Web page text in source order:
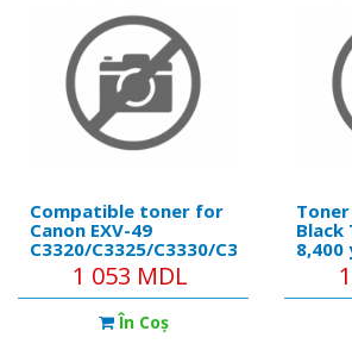
Compatible toner for
Canon EXV-49
C3320/C3325/C3330/C3525/C3530
Yellow 19K
1 053 MDL
În Coş
Toner
Black